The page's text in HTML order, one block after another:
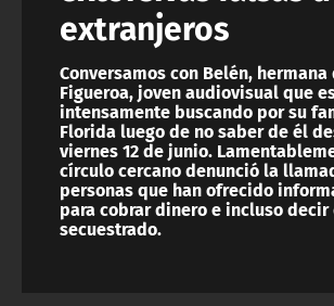
extranjeros
Conversamos con Belén,
Figueroa, joven audiovisual que
intensamente buscando por su
Florida luego de no saber de él
viernes 12 de junio.
círculo cercano denunció la
personas que han ofrecido
para cobrar dinero e incluso
secuestrado.